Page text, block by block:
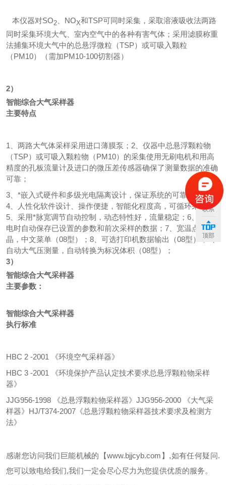
本仪器对SO2 NOX和TSP可同时采集，采取溶液吸收法两路
同时采集环境大气、室内空气中的各种有害气体；采用滤膜称重
法捕集环境大气中的总悬浮微粒（TSP）或可吸入颗粒
（PM10）（需加PM10-100切割器）
2）
智能综合大气采样器
主要特点
1 、两路大气体采样采用进口薄膜泵； 2 、仪器中总悬浮颗粒物
（TSP） 或可吸入颗粒物 （PM10） 的采集使用无刷电机和用高
精度的孔板流量计及进口的微压差传感器确保了测量数据的准确
可靠；
3 、*嵌入式硬件和多级光电隔离设计，保证系统的可靠和稳定；
4 、人性化软件设计、操作便捷，智能化程度高，可循环采样；
5 、采用*脉宽调节自动控制，动态特性好，流量稳定； 6
电时自动保存已设置的参数和前次采样的数据； 7 、宽温点阵液
晶，中文菜单 （08型） ； 8 、可选打印机数据输出 （08型） ；9、
自动大气压测量，自动转换为标况体积 （08型）
；
3）
智能综合大气采样器
主要参数：
智能综合大气采样器
执行标准
HBC 2 -2001
《环境空气采样器》
HBC 3 -2001
《环境保护产品认定技术要求总悬浮颗粒物采样
器》
JJG956-1998
《总悬浮颗粒物采样器》 JJG956-2000
《大气采
样器》 HJ/T374-2007 《总悬浮颗粒物采样器技术要求及检测方
法》
感谢您访问我们巨能机械的【www.bjjcyb.com】,如有任何疑问.
您可以致电给我们,我们一定会尽心尽力为您提供优质的服务。
联系
顶部